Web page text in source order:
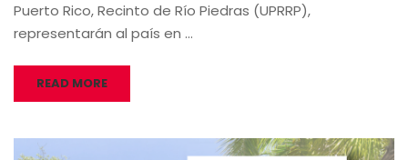
Puerto Rico, Recinto de Río Piedras (UPRRP),
representarán al país en …
READ MORE